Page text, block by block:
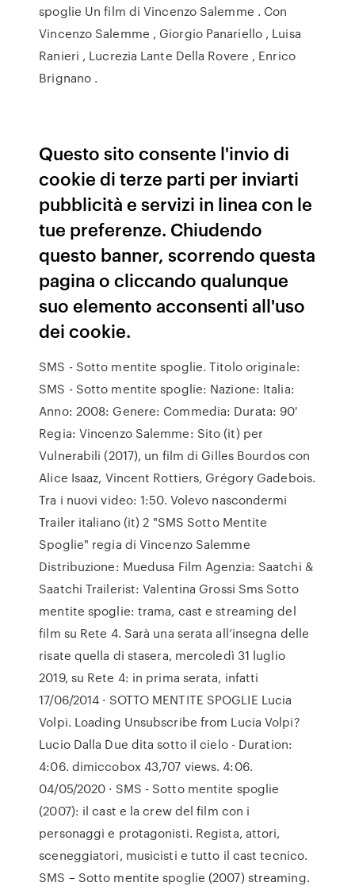
spoglie Un film di Vincenzo Salemme . Con
Vincenzo Salemme , Giorgio Panariello , Luisa
Ranieri , Lucrezia Lante Della Rovere , Enrico
Brignano .
Questo sito consente l'invio di
cookie di terze parti per inviarti
pubblicità e servizi in linea con le
tue preferenze. Chiudendo
questo banner, scorrendo questa
pagina o cliccando qualunque
suo elemento acconsenti all'uso
dei cookie.
SMS - Sotto mentite spoglie. Titolo originale:
SMS - Sotto mentite spoglie: Nazione: Italia:
Anno: 2008: Genere: Commedia: Durata: 90'
Regia: Vincenzo Salemme: Sito (it) per
Vulnerabili (2017), un film di Gilles Bourdos con
Alice Isaaz, Vincent Rottiers, Grégory Gadebois.
Tra i nuovi video: 1:50. Volevo nascondermi
Trailer italiano (it) 2 "SMS Sotto Mentite
Spoglie" regia di Vincenzo Salemme
Distribuzione: Muedusa Film Agenzia: Saatchi &
Saatchi Trailerist: Valentina Grossi Sms Sotto
mentite spoglie: trama, cast e streaming del
film su Rete 4. Sarà una serata all’insegna delle
risate quella di stasera, mercoledì 31 luglio
2019, su Rete 4: in prima serata, infatti
17/06/2014 · SOTTO MENTITE SPOGLIE Lucia
Volpi. Loading Unsubscribe from Lucia Volpi?
Lucio Dalla Due dita sotto il cielo - Duration:
4:06. dimiccobox 43,707 views. 4:06.
04/05/2020 · SMS - Sotto mentite spoglie
(2007): il cast e la crew del film con i
personaggi e protagonisti. Regista, attori,
sceneggiatori, musicisti e tutto il cast tecnico.
SMS – Sotto mentite spoglie (2007) streaming.